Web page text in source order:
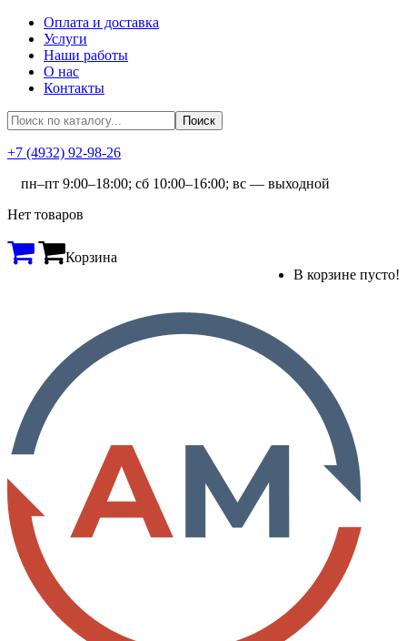
Оплата и доставка
Услуги
Наши работы
О нас
Контакты
+7 (4932) 92-98-26
пн–пт 9:00–18:00; сб 10:00–16:00; вс — выходной
Нет товаров
Корзина
В корзине пусто!